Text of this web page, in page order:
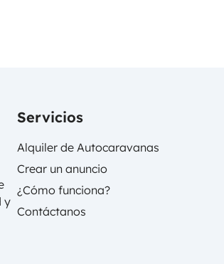
y
Servicios
Alquiler de Autocaravanas
Crear un anuncio
¿Cómo funciona?
Contáctanos